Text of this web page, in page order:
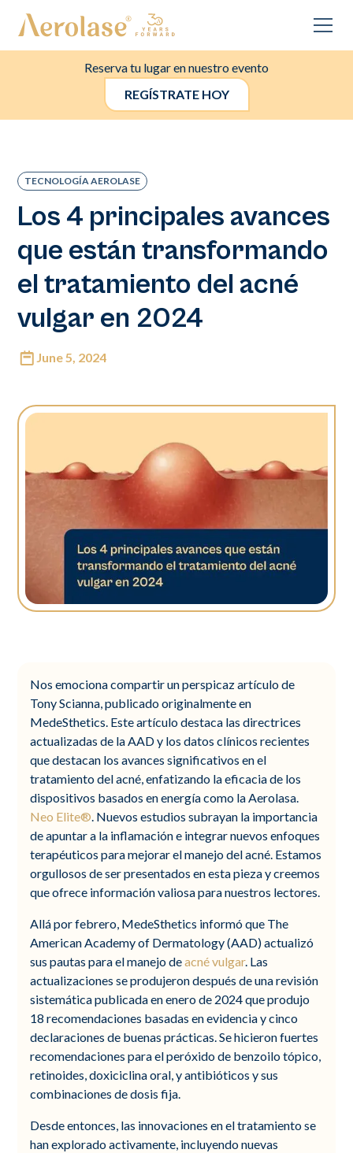
Reserva tu lugar en nuestro evento
REGÍSTRATE HOY
TECNOLOGÍA AEROLASE
Los 4 principales avances
que están transformando
el tratamiento del acné
vulgar en 2024
June 5, 2024
Nos emociona compartir un perspicaz artículo de
Tony Scianna, publicado originalmente en
MedeSthetics. Este artículo destaca las directrices
actualizadas de la AAD y los datos clínicos recientes
que destacan los avances significativos en el
tratamiento del acné, enfatizando la eficacia de los
dispositivos basados en energía como la Aerolasa.
Neo Elite®. Nuevos estudios subrayan la importancia
de apuntar a la inflamación e integrar nuevos enfoques
terapéuticos para mejorar el manejo del acné. Estamos
orgullosos de ser presentados en esta pieza y creemos
que ofrece información valiosa para nuestros lectores.
Allá por febrero, MedeSthetics informó que The
American Academy of Dermatology (AAD) actualizó
sus pautas para el manejo deacné vulgar. Las
actualizaciones se produjeron después de una revisión
sistemática publicada en enero de 2024 que produjo
18 recomendaciones basadas en evidencia y cinco
declaraciones de buenas prácticas. Se hicieron fuertes
recomendaciones para el peróxido de benzoilo tópico,
retinoides, doxiciclina oral, y antibióticos y sus
combinaciones de dosis fija.
Desde entonces, las innovaciones en el tratamiento se
han explorado activamente, incluyendo nuevas